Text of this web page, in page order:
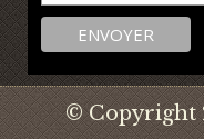
© Copyright